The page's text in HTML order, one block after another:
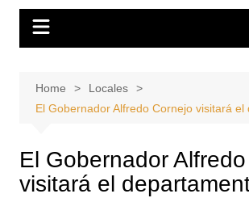
Home
Locales
El Gobernador Alfredo Cornejo visitará el
El Gobernador
visitará el